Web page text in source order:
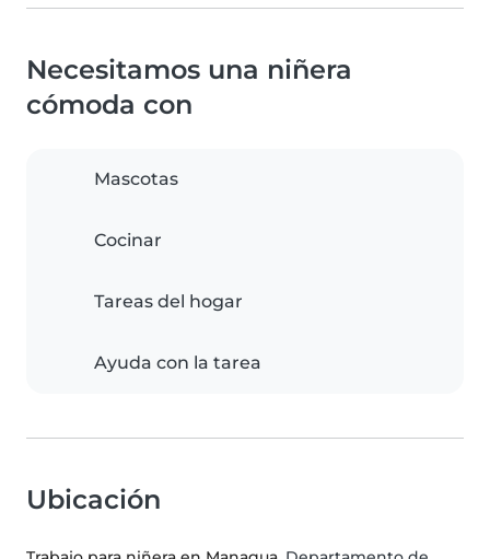
Necesitamos una niñera
cómoda con
Mascotas
Cocinar
Tareas del hogar
Ayuda con la tarea
Ubicación